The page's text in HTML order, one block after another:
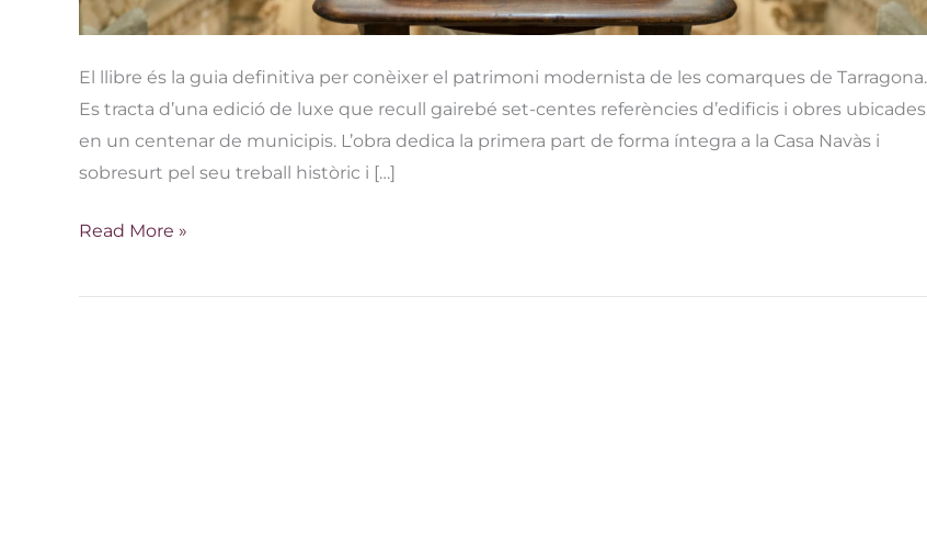
El llibre és la guia definitiva per conèixer el patrimoni modernista de les comarques de Tarragona.
Es tracta d’una edició de luxe que recull gairebé set-centes referències d’edificis i obres ubicades
en un centenar de municipis. L’obra dedica la primera part de forma íntegra a la Casa Navàs i
sobresurt pel seu treball històric i […]
Read More »